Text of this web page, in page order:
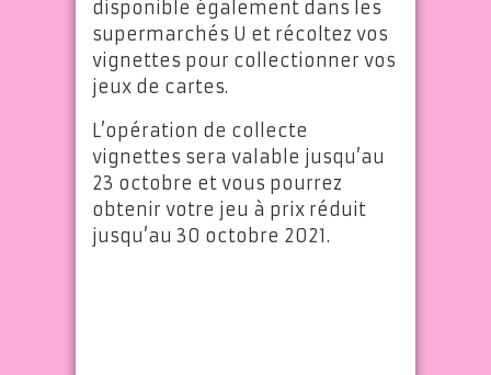
disponible également dans les
supermarchés U et récoltez vos
vignettes pour collectionner vos
jeux de cartes.
L’opération de collecte
vignettes sera valable jusqu’au
23 octobre et vous pourrez
obtenir votre jeu à prix réduit
jusqu’au 30 octobre 2021.